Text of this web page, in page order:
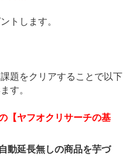
トします。
題をクリアすることで以下
す。
【ヤフオクリサーチの基
動延長無しの商品を芋づ